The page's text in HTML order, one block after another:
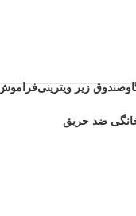
زیر ویترینی